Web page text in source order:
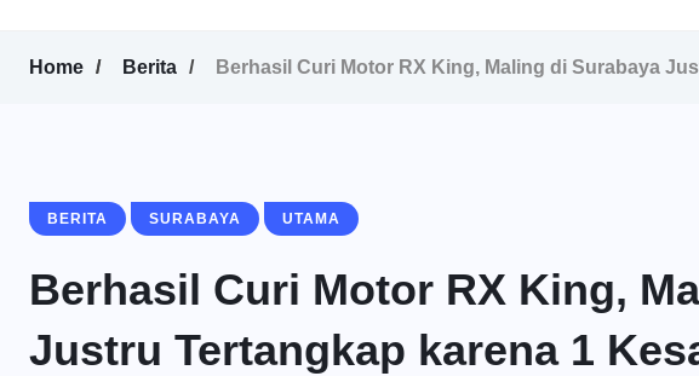
Home Berita Berhasil Curi Motor RX King, Maling di Surabaya
BERITA SURABAYA UTAMA
Berhasil Curi Motor RX King,
Justru Tertangkap karena 1